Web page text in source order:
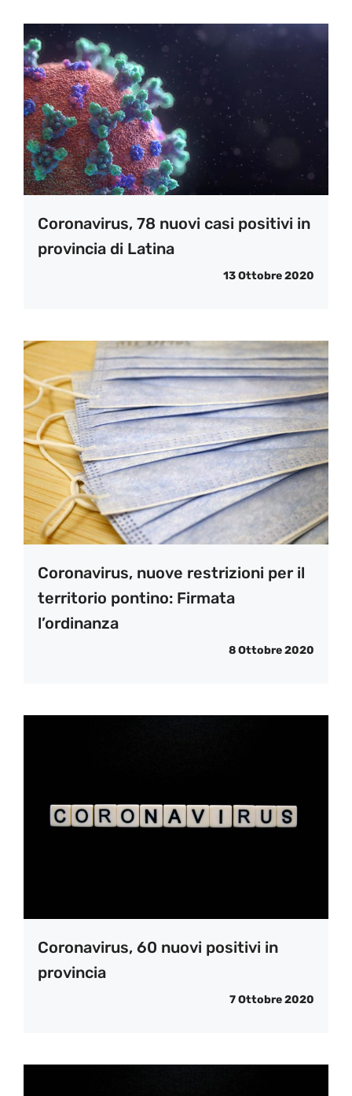
Coronavirus, 78 nuovi casi positivi in
provincia di Latina
13 Ottobre 2020
Coronavirus, nuove restrizioni per il
territorio pontino: Firmata
l’ordinanza
8 Ottobre 2020
Coronavirus, 60 nuovi positivi in
provincia
7 Ottobre 2020